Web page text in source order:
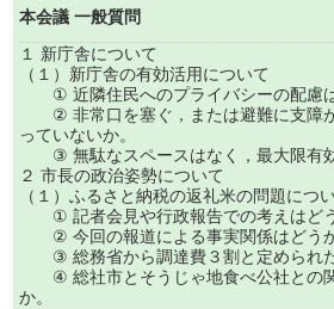
本会議 一般質問
１ 新庁舎について
（１）新庁舎の有効活用について
① 近隣住民へのプライバシーの配慮は
② 非常口を塞ぐ，または避難に支障
っていないか。
③ 無駄なスペースはなく，最大限有効
２ 市長の政治姿勢について
（１）ふるさと納税の返礼米の問題につ
① 記者会見や行政報告での考えはどう
② 今回の報道による事実関係はどうか
③ 総務省から調達費３割と定められた
④ 総社市とそうじゃ地食べ公社との関
か。